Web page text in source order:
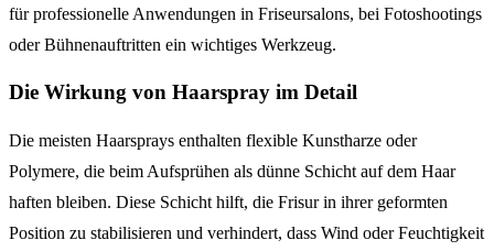
für professionelle Anwendungen in Friseursalons, bei Fotoshootings
oder Bühnenauftritten ein wichtiges Werkzeug.
Die Wirkung von Haarspray im Detail
Die meisten Haarsprays enthalten flexible Kunstharze oder
Polymere, die beim Aufsprühen als dünne Schicht auf dem Haar
haften bleiben. Diese Schicht hilft, die Frisur in ihrer geformten
Position zu stabilisieren und verhindert, dass Wind oder Feuchtigkeit